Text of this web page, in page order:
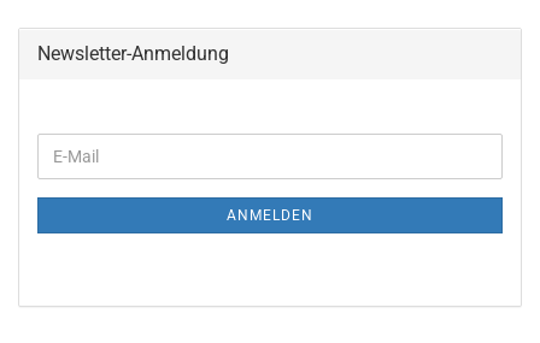
Newsletter-Anmeldung
ZUR
E-
Mail
ANMELDEN